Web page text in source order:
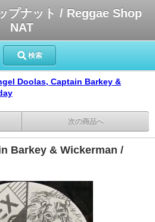
プナット / Reggae Shop
NAT
検索
Doolas, Captain Barkey &
次の商品へ
Barkey & Wickerman /